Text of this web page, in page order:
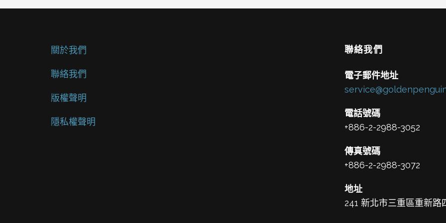
關於我們
聯絡我們
版權聲明
隱私權聲明
聯絡我們
電子郵件地址
電話號碼
+886-2-2988-3052
傳真號碼
+886-2-2988-3072
地址
241 新北市三重區重新路